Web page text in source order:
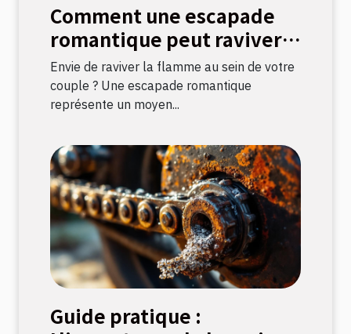
Comment une escapade
romantique peut raviver
la flamme amoureuse ?
Envie de raviver la flamme au sein de votre
couple ? Une escapade romantique
représente un moyen...
Guide pratique :